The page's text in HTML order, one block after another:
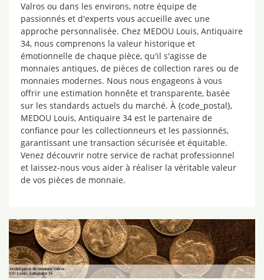
Valros ou dans les environs, notre équipe de
passionnés et d'experts vous accueille avec une
approche personnalisée. Chez MEDOU Louis, Antiquaire
34, nous comprenons la valeur historique et
émotionnelle de chaque pièce, qu'il s'agisse de
monnaies antiques, de pièces de collection rares ou de
monnaies modernes. Nous nous engageons à vous
offrir une estimation honnête et transparente, basée
sur les standards actuels du marché. À {code_postal},
MEDOU Louis, Antiquaire 34 est le partenaire de
confiance pour les collectionneurs et les passionnés,
garantissant une transaction sécurisée et équitable.
Venez découvrir notre service de rachat professionnel
et laissez-nous vous aider à réaliser la véritable valeur
de vos pièces de monnaie.